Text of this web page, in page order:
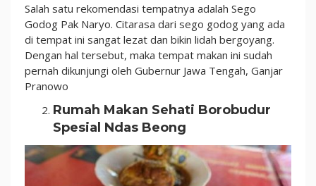
Salah satu rekomendasi tempatnya adalah Sego
Godog Pak Naryo. Citarasa dari sego godog yang ada
di tempat ini sangat lezat dan bikin lidah bergoyang.
Dengan hal tersebut, maka tempat makan ini sudah
pernah dikunjungi oleh Gubernur Jawa Tengah, Ganjar
Pranowo
Rumah Makan Sehati Borobudur
Spesial Ndas Beong